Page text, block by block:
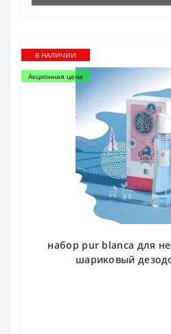
В НАЛИЧИИ
Акционная цена
набор pur blanca для
шариковый